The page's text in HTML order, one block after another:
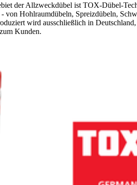
der Allzweckdübel ist TOX-Dübel-
von Hohlraumdübeln, Spreizdübeln,
wird ausschließlich in
Kunden.